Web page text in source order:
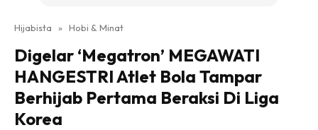
Hijabista » Hobi & Minat
Digelar ‘Megatron’ MEGAWATI
HANGESTRI Atlet Bola Tampar
Berhijab Pertama Beraksi Di Liga
Korea